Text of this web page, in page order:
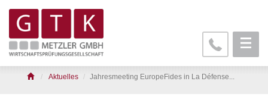
Aktuelles Jahresmeeting EuropeFides in La Défense...